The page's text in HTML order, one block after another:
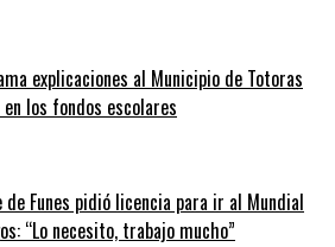
explicaciones al Municipio de Totoras
los fondos escolares
de Funes pidió licencia para ir al Mundial
“Lo necesito, trabajo mucho”